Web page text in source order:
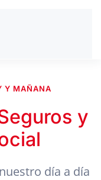
Y MAÑANA
y
día a día